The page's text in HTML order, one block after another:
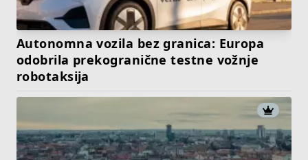
Autonomna vozila bez granica: Europa
odobrila prekogranične testne vožnje
robotaksija